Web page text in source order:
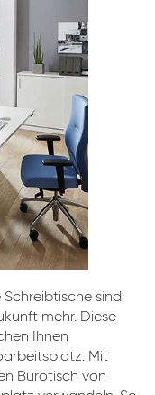
sind
mehr. Diese
Ihnen
Mit
Bürotisch von